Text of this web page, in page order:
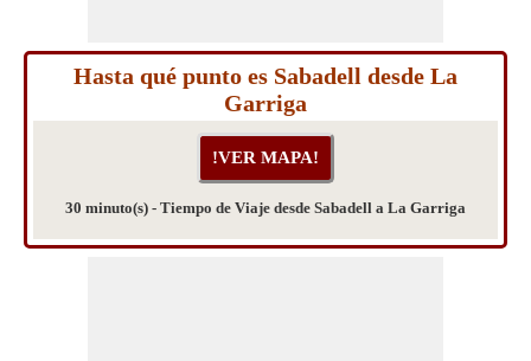
Hasta qué punto es Sabadell desde La
Garriga
30 minuto(s) - Tiempo de Viaje desde Sabadell a La Garriga